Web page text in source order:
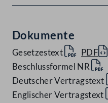
Dokumente
Gesetzestext PDF
Beschlussformel NR
Deutscher Vertragstext
Englischer Vertragstext